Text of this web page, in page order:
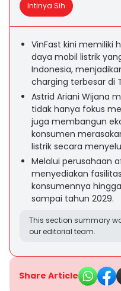
Intinya Sih
VinFast kini memiliki
daya mobil listrik
Indonesia,
charging terbesar di
Astrid Ariani Wijana
tidak hanya fokus
juga membangun
konsumen
listrik secara
Melalui perusahaan
menyediakan
konsumennya
sampai tahun 2029.
This section summary
our editorial team.
Share Article